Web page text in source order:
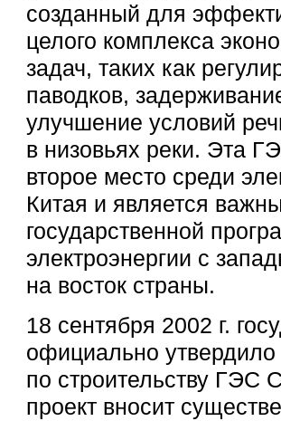
созданный для
целого комплекса
задач, таких как
паводков,
улучшение условий
в низовьях реки. Эта
второе место среди
Китая и является
государственной
электроэнергии с
на восток страны.
18 сентября 2002 г.
официально утвердило
по строительству ГЭС
проект вносит